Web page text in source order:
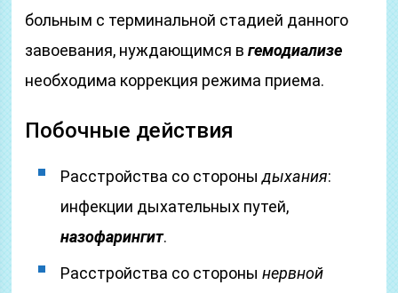
больным с терминальной стадией данного
завоевания, нуждающимся вгемодиализе
необходима коррекция режима приема.
Побочные действия
Расстройства со стороныдыхания:
инфекции дыхательных путей,
назофарингит.
Расстройства со сторонынервной